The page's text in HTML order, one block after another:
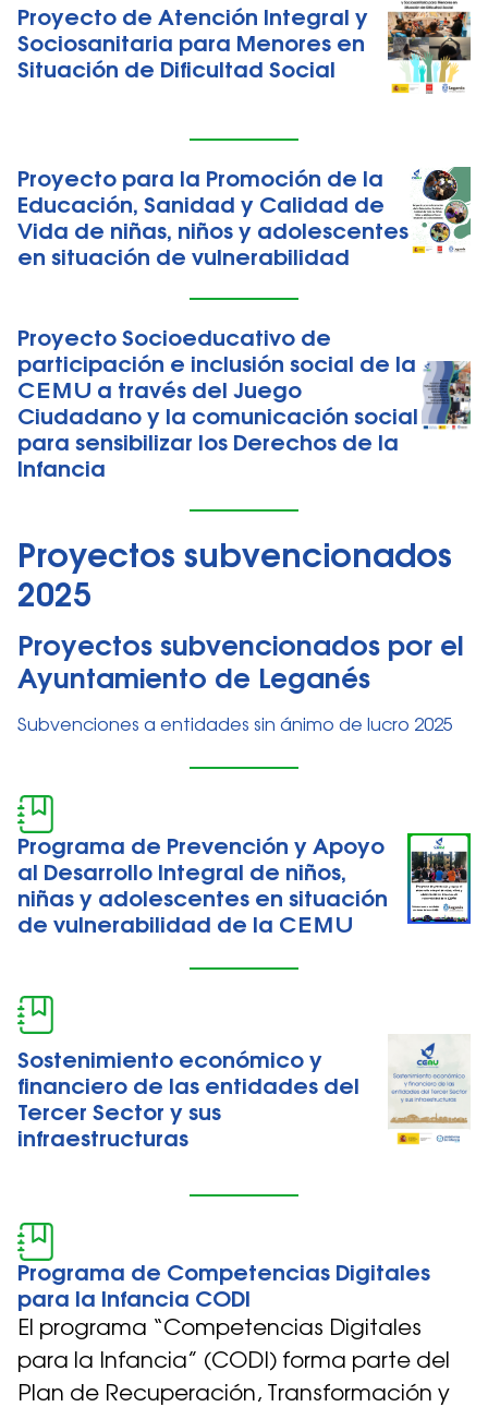
Proyecto de Atención Integral y
Sociosanitaria para Menores en
Situación de Dificultad Social
Proyecto para la Promoción de la
Educación, Sanidad y Calidad de
Vida de niñas, niños y adolescentes
en situación de vulnerabilidad
Proyecto Socioeducativo de
participación e inclusión social de la
CEMU a través del Juego
Ciudadano y la comunicación social
para sensibilizar los Derechos de la
Infancia
Proyectos subvencionados
2025
Proyectos subvencionados por el
Ayuntamiento de Leganés
Subvenciones a entidades sin ánimo de lucro 2025
Programa de Prevención y Apoyo
al Desarrollo Integral de niños,
niñas y adolescentes en situación
de vulnerabilidad de la CEMU
Sostenimiento económico y
financiero de las entidades del
Tercer Sector y sus
infraestructuras
Programa de Competencias Digitales
para la Infancia CODI
El programa “Competencias Digitales
para la Infancia” (CODI) forma parte del
Plan de Recuperación, Transformación y